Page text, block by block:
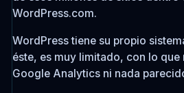
WordPress.com.
WordPress tiene su propio
éste, es muy limitado, con lo que
Google Analytics ni nada